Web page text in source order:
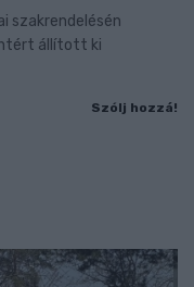
szakrendelésén
állított ki
Szólj hozzá!